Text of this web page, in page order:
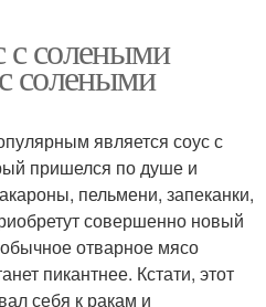
с солеными
солеными
является соус с
пришелся по душе и
пельмени, запеканки,
совершенно новый
отварное мясо
пикантнее. Кстати, этот
себя к ракам и